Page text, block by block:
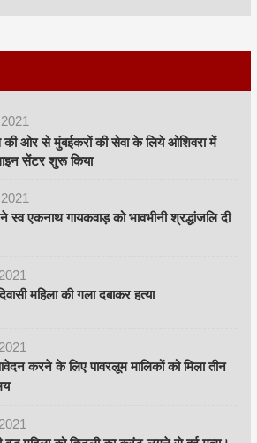
2021
की ओर से मुंबईकरों की सेवा के लिये ओशिवरा में
सेंटर शुरू किया
2021
स्व एकनाथ गायकवाड़ को भावभीनी श्रद्धांजलि दी
2021
महिला की गला दबाकर हत्या
2021
करने के लिए पावरलूम मालिकों को मिला तीन
2021